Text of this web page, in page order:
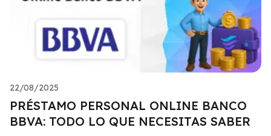
22/08/2025
PRÉSTAMO PERSONAL ONLINE BANCO
BBVA: TODO LO QUE NECESITAS SABER